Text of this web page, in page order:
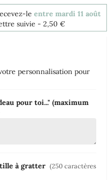
le entre mardi 11 août
suivie - 2,50 €
personnalisation pour
pour toi..." (maximum
à gratter (250 caractères